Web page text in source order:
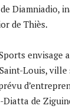
Diamniadio,
de Thiès.
envisage
Louis,
de